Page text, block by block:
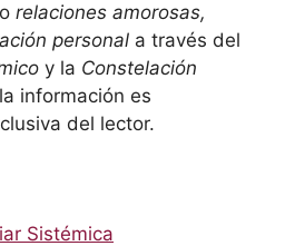
relaciones amorosas,
personal a través del
y la Constelación
información es
del lector.
Sistémica